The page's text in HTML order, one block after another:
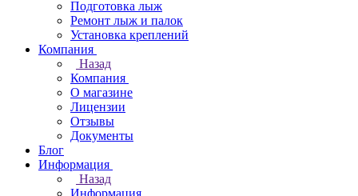
Подготовка лыж
Ремонт лыж и палок
Установка креплений
Компания
Назад
Компания
О магазине
Лицензии
Отзывы
Документы
Блог
Информация
Назад
Информация